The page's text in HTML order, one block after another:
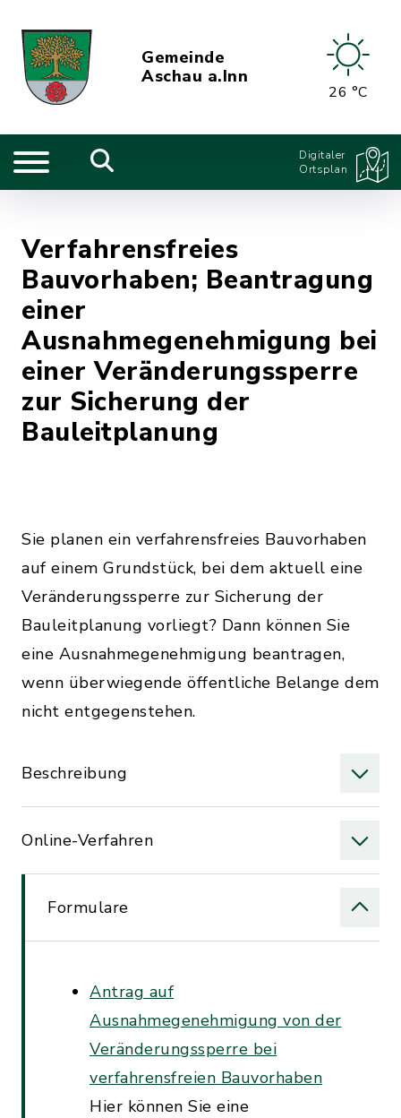
Gemeinde
Aschau a.Inn
26 °C
Digitaler
Ortsplan
Verfahrensfreies
Bauvorhaben; Beantragung
einer
Ausnahmegenehmigung bei
einer Veränderungssperre
zur Sicherung der
Bauleitplanung
Sie planen ein verfahrensfreies Bauvorhaben
auf einem Grundstück, bei dem aktuell eine
Veränderungssperre zur Sicherung der
Bauleitplanung vorliegt? Dann können Sie
eine Ausnahmegenehmigung beantragen,
wenn überwiegende öffentliche Belange dem
nicht entgegenstehen.
Beschreibung
Online-Verfahren
Formulare
Antrag auf
Ausnahmegenehmigung von der
Veränderungssperre bei
verfahrensfreien Bauvorhaben
Hier können Sie eine